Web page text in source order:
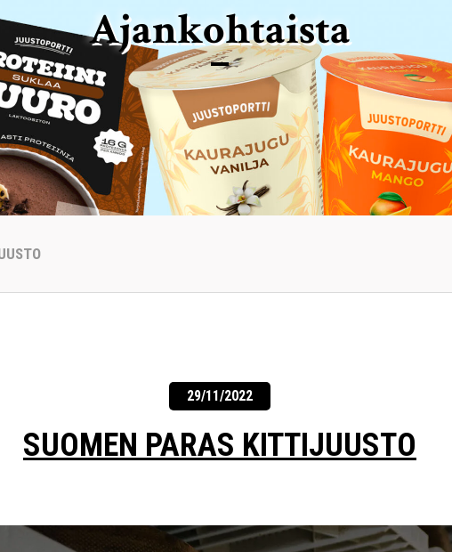
Ajankohtaista
29/11/2022
SUOMEN PARAS KITTIJUUSTO